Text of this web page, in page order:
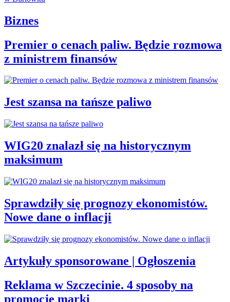
Biznes
Premier o cenach paliw. Będzie rozmowa
z ministrem finansów
Jest szansa na tańsze paliwo
WIG20 znalazł się na historycznym
maksimum
Sprawdziły się prognozy ekonomistów.
Nowe dane o inflacji
Artykuły sponsorowane | Ogłoszenia
Reklama w Szczecinie. 4 sposoby na
promocję marki